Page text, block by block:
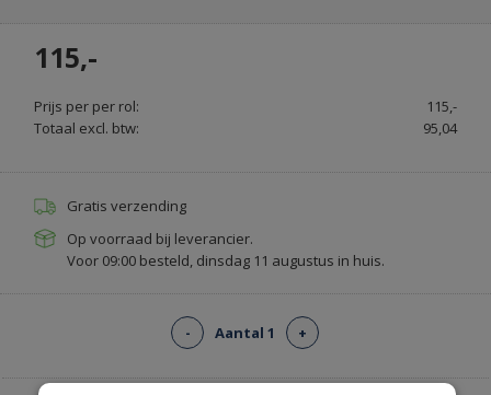
-
RAILSOPMAAT.NL
115,-
Prijs per per rol:
115,-
Totaal excl. btw:
95,04
Gratis verzending
Op voorraad bij leverancier.
Voor 09:00 besteld, dinsdag 11 augustus in huis.
- Aantal 1 +